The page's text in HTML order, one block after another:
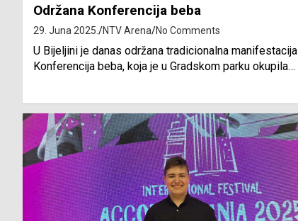
Održana Konferencija beba
29. Juna 2025. NTV Arena No Comments
U Bijeljini je danas održana tradicionalna manifestacija
Konferencija beba, koja je u Gradskom parku okupila…